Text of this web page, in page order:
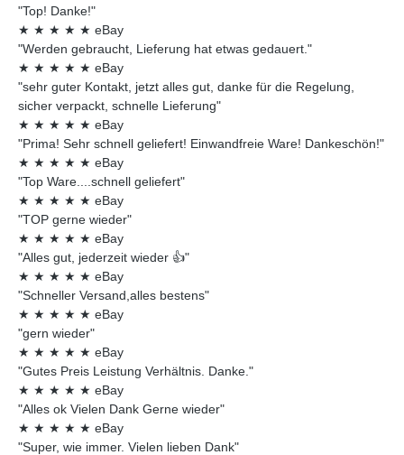
"Top! Danke!"
★ ★ ★ ★ ★ eBay
"Werden gebraucht, Lieferung hat etwas gedauert."
★ ★ ★ ★ ★ eBay
"sehr guter Kontakt, jetzt alles gut, danke für die Regelung,
sicher verpackt, schnelle Lieferung"
★ ★ ★ ★ ★ eBay
"Prima! Sehr schnell geliefert! Einwandfreie Ware! Dankeschön!"
★ ★ ★ ★ ★ eBay
"Top Ware....schnell geliefert"
★ ★ ★ ★ ★ eBay
"TOP gerne wieder"
★ ★ ★ ★ ★ eBay
"Alles gut, jederzeit wieder 👍"
★ ★ ★ ★ ★ eBay
"Schneller Versand,alles bestens"
★ ★ ★ ★ ★ eBay
"gern wieder"
★ ★ ★ ★ ★ eBay
"Gutes Preis Leistung Verhältnis. Danke."
★ ★ ★ ★ ★ eBay
"Alles ok Vielen Dank Gerne wieder"
★ ★ ★ ★ ★ eBay
"Super, wie immer. Vielen lieben Dank"